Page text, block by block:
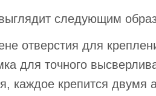
следующим
отверстия для
для точного
каждое крепится двумя